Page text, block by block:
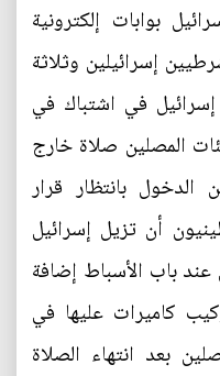
بوابات إلكترونية
إسرائيلين وثلاثة
في اشتباك في
المصلين صلاة خارج
بانتظار قرار
أن تزيل إسرائيل
باب الأسباط إضافة
كاميرات عليها في
بعد انتهاء الصلاة